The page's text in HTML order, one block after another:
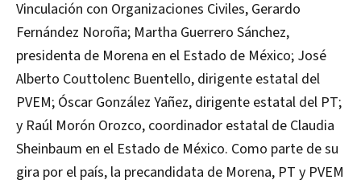
Vinculación con Organizaciones Civiles, Gerardo
Fernández Noroña; Martha Guerrero Sánchez,
presidenta de Morena en el Estado de México; José
Alberto Couttolenc Buentello, dirigente estatal del
PVEM; Óscar González Yañez, dirigente estatal del PT;
y Raúl Morón Orozco, coordinador estatal de Claudia
Sheinbaum en el Estado de México. Como parte de su
gira por el país, la precandidata de Morena, PT y PVEM